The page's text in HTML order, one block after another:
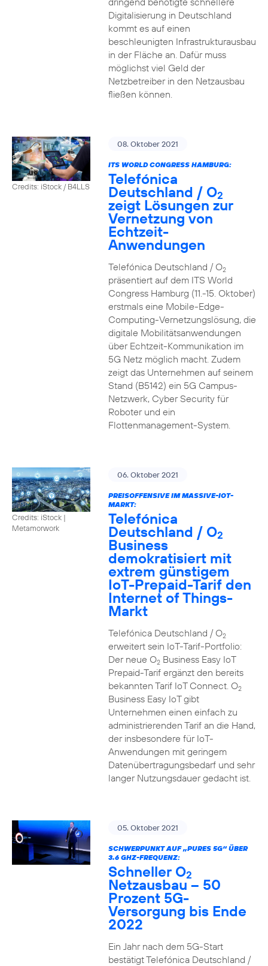
Digitalisierung in Deutschland
kommt es auf einen
beschleunigten Infrastrukturausbau
in der Fläche an. Dafür muss
möglichst viel Geld der
Netzbetreiber in den Netzausbau
fließen können.
Credits: iStock / B4LLS
08. Oktober 2021
ITS WORLD CONGRESS HAMBURG:
Telefónica
Deutschland / O2
zeigt Lösungen zur
Vernetzung von
Echtzeit-
Anwendungen
Telefónica Deutschland / O2
präsentiert auf dem ITS World
Congress Hamburg (11.-15. Oktober)
erstmals eine Mobile-Edge-
Computing-Vernetzungslösung, die
digitale Mobilitätsanwendungen
über Echtzeit-Kommunikation im
5G Netz möglich macht. Zudem
zeigt das Unternehmen auf seinem
Stand (B5142) ein 5G Campus-
Netzwerk, Cyber Security für
Roboter und ein
Flottenmanagement-System.
Credits: iStock |
Metamorwork
06. Oktober 2021
PREISOFFENSIVE IM MASSIVE-IOT-
MARKT:
Telefónica
Deutschland / O2
Business
demokratisiert mit
extrem günstigem
IoT-Prepaid-Tarif den
Internet of Things-
Markt
Telefónica Deutschland / O2
erweitert sein IoT-Tarif-Portfolio:
Der neue O2Business Easy IoT
Prepaid-Tarif ergänzt den bereits
bekannten Tarif IoT Connect. O2
Business Easy IoT gibt
Unternehmen einen einfach zu
administrierenden Tarif an die Hand,
der insbesondere für IoT-
Anwendungen mit geringem
Datenübertragungsbedarf und sehr
langer Nutzungsdauer gedacht ist.
05. Oktober 2021
SCHWERPUNKT AUF „PURES 5G“ ÜBER
3.6 GHZ-FREQUENZ:
Schneller O2
Netzausbau – 50
Prozent 5G-
Versorgung bis Ende
2022
Ein Jahr nach dem 5G-Start
bestätigt Telefónica Deutschland /